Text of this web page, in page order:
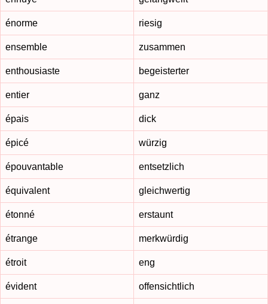
énorme riesig
ensemble zusammen
enthousiaste begeisterter
entier ganz
épais dick
épicé würzig
épouvantable entsetzlich
équivalent gleichwertig
étonné erstaunt
étrange merkwürdig
étroit eng
évident offensichtlich